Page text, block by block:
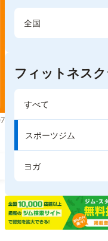
全国
フィットネス
すべて
スポーツジム
ヨガ